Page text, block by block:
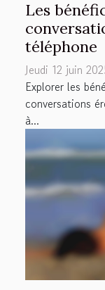
Les
téléphone
Jeudi 12 juin
Explorer les
conversations
à...